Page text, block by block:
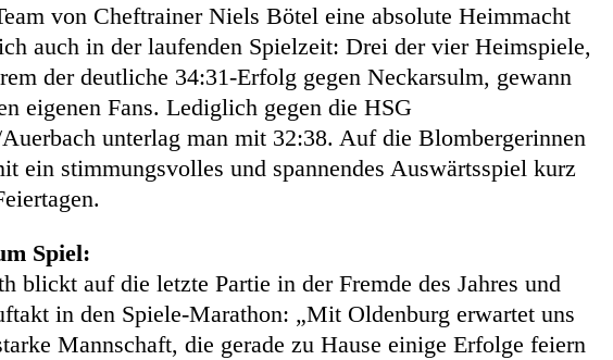
von Cheftrainer Niels Bötel eine absolute Heimmacht
auch in der laufenden Spielzeit: Drei der vier Heimspiele,
der deutliche 34:31-Erfolg gegen Neckarsulm, gewann
eigenen Fans. Lediglich gegen die HSG
unterlag man mit 32:38. Auf die Blombergerinnen
ein stimmungsvolles und spannendes Auswärtsspiel kurz
Spiel:
blickt auf die letzte Partie in der Fremde des Jahres und
in den Spiele-Marathon: „Mit Oldenburg erwartet uns
Mannschaft, die gerade zu Hause einige Erfolge feiern